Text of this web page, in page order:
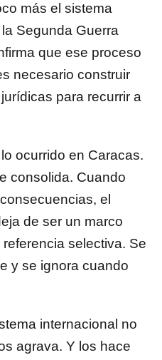
más el sistema
Segunda Guerra
que ese proceso
necesario construir
para recurrir a
ocurrido en Caracas.
consolida. Cuando
el
de ser un marco
selectiva. Se
y se ignora cuando
internacional no
agrava. Y los hace